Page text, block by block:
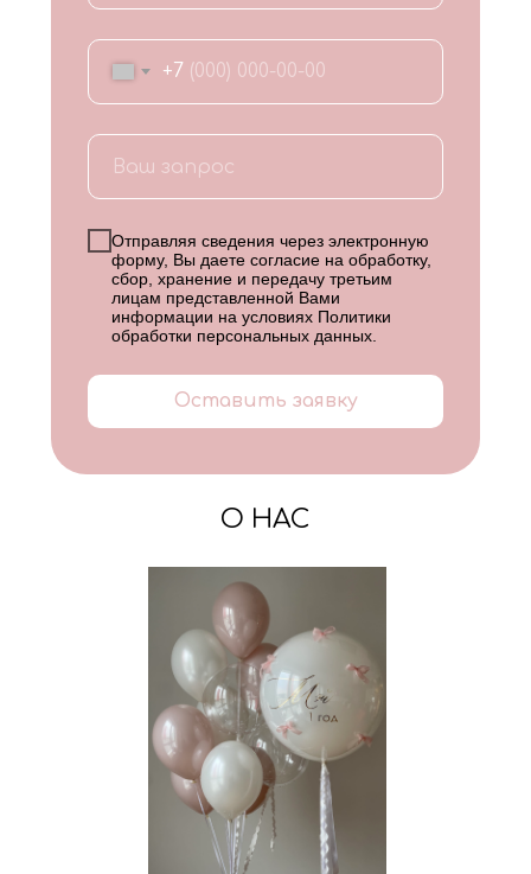
+7
Отправляя сведения через электронную
форму, Вы даете согласие на обработку,
сбор, хранение и передачу третьим
лицам представленной Вами
информации на условиях Политики
обработки персональных данных
Оставить заявку
О НАС